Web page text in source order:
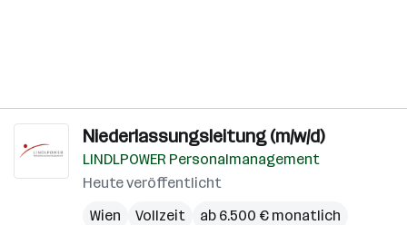
Niederlassungsleitung (m/w/d)
LINDLPOWER Personalmanagement
Heute veröffentlicht
Wien
Vollzeit ab 6.500 € monatlich